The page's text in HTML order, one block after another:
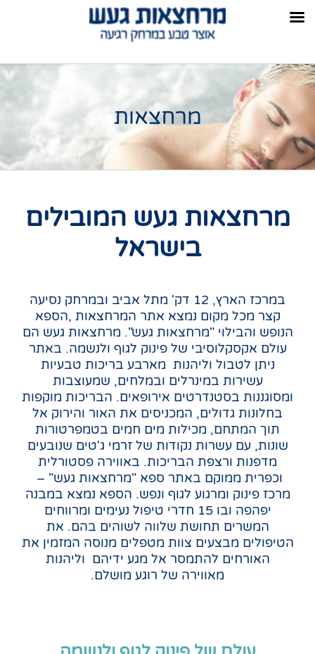
מרחצאות
מרחצאות געש המובילים
בישראל
במרכז הארץ, 12 דק' מתל אביב ובמרחק נסיעה
קצר מכל מקום נמצא אתר המרחצאות ,הספא
הנופש והבילוי "מרחצאות געש". מרחצאות געש הם
עולם אקסקלוסיבי של פינוק לגוף ולנשמה. באתר
ניתן לטבול וליהנות מארבע בריכות טבעיות
עשירות במינרלים ובמלחים, שמעוצבות
ומסוגננות בסטנדרטים אירופאים. הבריכות מוקפות
בחלונות גדולים, המכניסים את האור והירוק אל
תוך המתחם, מכילות מים חמים בטמפרטורות
שונות, עם עשרות נקודות של זרמי ג'טים שנובעים
מדפנות ורצפת הבריכות. באווירה פסטורלית
וכפרית ממוקם באתר ספא "מרחצאות געש" –
מרכז פינוק ומרגוע לגוף ונפש. הספא נמצא במבנה
יפהפה ובו 15 חדרי טיפול נעימים ומרווחים
המשרים תחושת שלווה לשוהים בהם. את
הטיפולים מבצעים צוות מטפלים מנוסה המזמין את
האורחים להתמסר אל מגע ידיהם וליהנות
מאווירה של רוגע מושלם.